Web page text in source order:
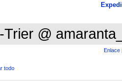
Trier @
Enlace
todo